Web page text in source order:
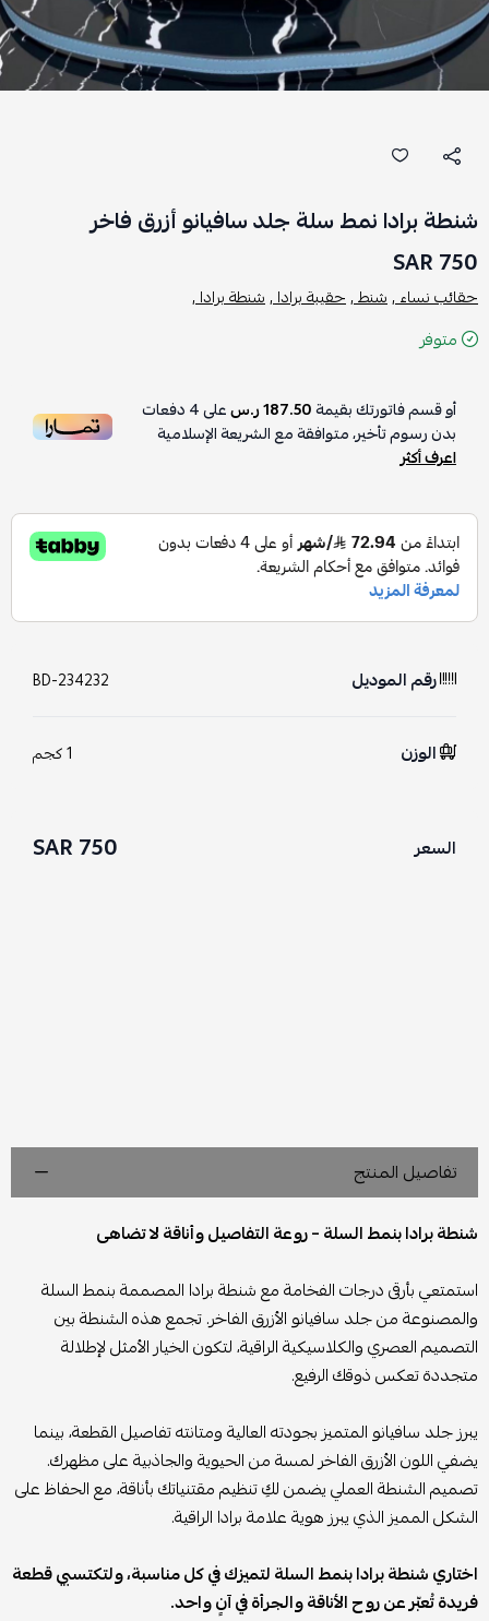
شنطة برادا نمط سلة جلد سافيانو أزرق فاخر
750 SAR
حقائب نساء ,شنط ,حقيبة برادا ,شنطة برادا ,
متوفر
أو قسم فاتورتك بقيمة187.50 ر.س على4دفعات
بدون رسوم تأخير، متوافقة مع الشريعة الإسلامية
اعرف أكثر
رقم الموديل BD-234232
الوزن 1 كجم
السعر 750 SAR
تفاصيل المنتج
شنطة برادا بنمط السلة – روعة التفاصيل وأناقة لا تضاهى
استمتعي بأرقى درجات الفخامة مع شنطة برادا المصممة بنمط السلة
والمصنوعة من جلد سافيانو الأزرق الفاخر. تجمع هذه الشنطة بين
التصميم العصري والكلاسيكية الراقية، لتكون الخيار الأمثل لإطلالة
متجددة تعكس ذوقك الرفيع.
يبرز جلد سافيانو المتميز بجودته العالية ومتانته تفاصيل القطعة، بينما
يضفي اللون الأزرق الفاخر لمسة من الحيوية والجاذبية على مظهرك.
تصميم الشنطة العملي يضمن لكِ تنظيم مقتنياتك بأناقة، مع الحفاظ على
الشكل المميز الذي يبرز هوية علامة برادا الراقية.
اختاري شنطة برادا بنمط السلة لتميزك في كل مناسبة، ولتكتسبي قطعة
فريدة تُعبّر عن روح الأناقة والجرأة في آنٍ واحد.